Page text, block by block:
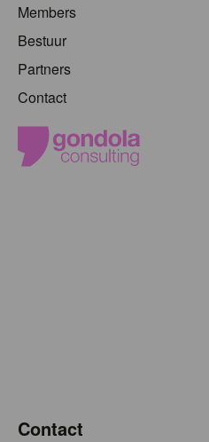
Members
Bestuur
Partners
Contact
Contact